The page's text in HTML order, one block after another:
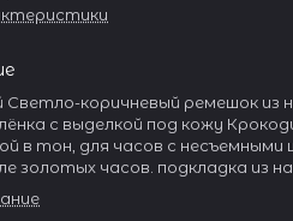
Светло-коричневый ремешок из
с выделкой под кожу
в тон, для часов с несъемными
золотых часов. подкладка из
удобному механизму